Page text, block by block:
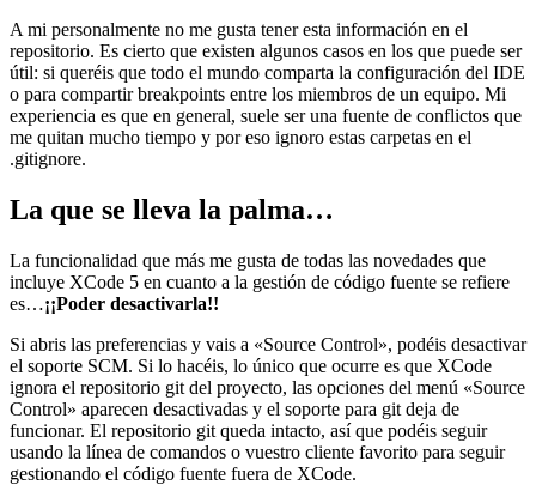
A mi personalmente no me gusta tener esta información en el
repositorio. Es cierto que existen algunos casos en los que puede ser
útil: si queréis que todo el mundo comparta la configuración del IDE
o para compartir breakpoints entre los miembros de un equipo. Mi
experiencia es que en general, suele ser una fuente de conflictos que
me quitan mucho tiempo y por eso ignoro estas carpetas en el
.gitignore.
La que se lleva la palma…
La funcionalidad que más me gusta de todas las novedades que
incluye XCode 5 en cuanto a la gestión de código fuente se refiere
es…¡¡Poder desactivarla!!
Si abris las preferencias y vais a «Source Control», podéis desactivar
el soporte SCM. Si lo hacéis, lo único que ocurre es que XCode
ignora el repositorio git del proyecto, las opciones del menú «Source
Control» aparecen desactivadas y el soporte para git deja de
funcionar. El repositorio git queda intacto, así que podéis seguir
usando la línea de comandos o vuestro cliente favorito para seguir
gestionando el código fuente fuera de XCode.